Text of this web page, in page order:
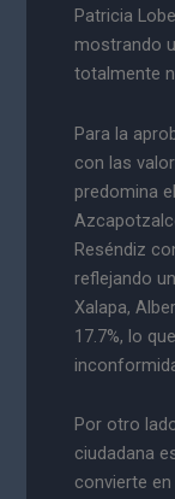
Patricia
mostrando
totalmente
Para la
con las
predomina
Reséndiz
reflejando
Xalapa,
17.7%, lo
Por otro
ciudadana
convierte en